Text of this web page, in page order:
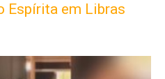
Espírita em Libras